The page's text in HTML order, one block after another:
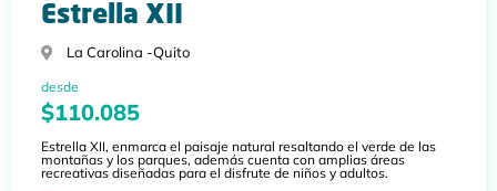
Estrella XII
La Carolina -Quito
desde
$110.085
Estrella XII, enmarca el paisaje natural resaltando el verde de las
montañas y los parques, además cuenta con amplias áreas
recreativas diseñadas para el disfrute de niños y adultos.